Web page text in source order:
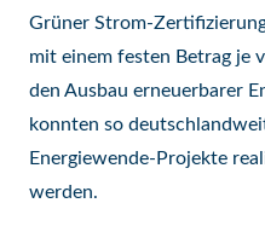
Grüner Strom-
mit einem festen Betrag je
den Ausbau erneuerbarer
konnten so
Energiewende-Projekte
werden.